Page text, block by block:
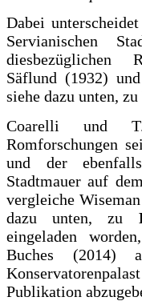
Dabei
Servianischen
diesbezüglichen
Säflund (1932)
siehe dazu unten, zu
Coarelli und
Romforschungen
und der
Stadtmauer auf
vergleiche
dazu unten, zu
eingeladen
Buches (2014)
Publikation